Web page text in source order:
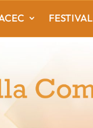
FESTIVAL